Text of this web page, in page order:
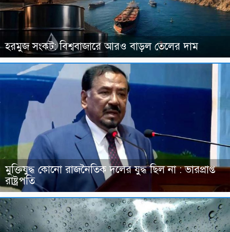
হরমুজ সংকট: বিশ্ববাজারে আরও বাড়ল তেলের দাম
মুক্তিযুদ্ধ কোনো রাজনৈতিক দলের যুদ্ধ ছিল না : ভারপ্রাপ্ত
রাষ্ট্রপতি